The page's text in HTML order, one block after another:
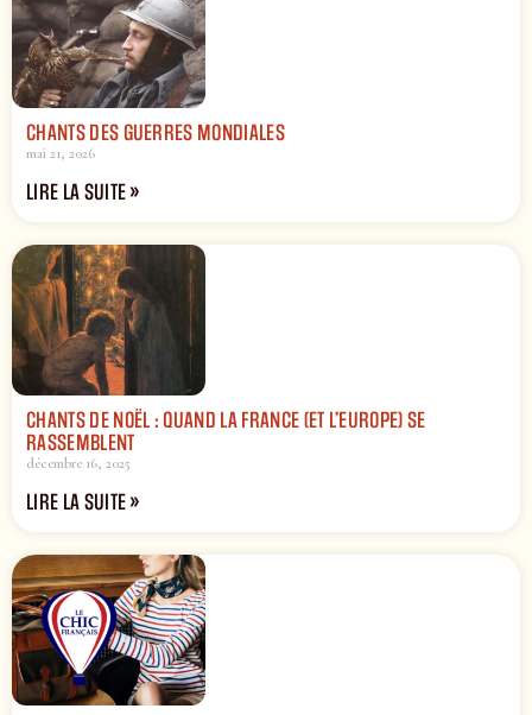
CHANTS DES GUERRES MONDIALES
mai 21, 2026
LIRE LA SUITE »
CHANTS DE NOËL : QUAND LA FRANCE (ET L’EUROPE) SE
RASSEMBLENT
décembre 16, 2025
LIRE LA SUITE »